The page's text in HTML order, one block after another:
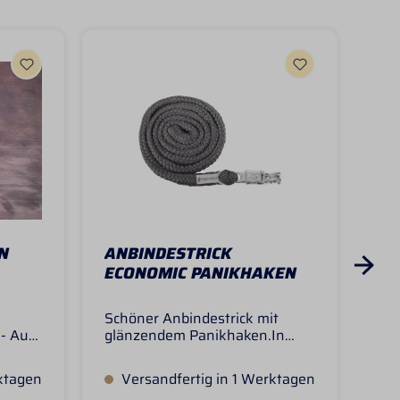
Aus
ANBINDESTRICK
ECONOMIC PANIKHAKEN
Schöner Anbindestrick mit
glänzendem Panikhaken.In
erhältlich. Länge: ca. 2 m
Versandfertig in 1 Werktagen